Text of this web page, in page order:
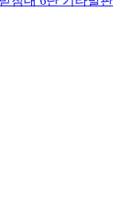
침대 6단 기타발